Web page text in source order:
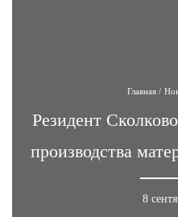
Главная /
Резидент
производства
8